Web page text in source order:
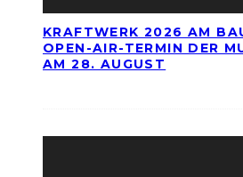
KRAFTWERK 2026 AM
OPEN-AIR-TERMIN DER
AM 28. AUGUST